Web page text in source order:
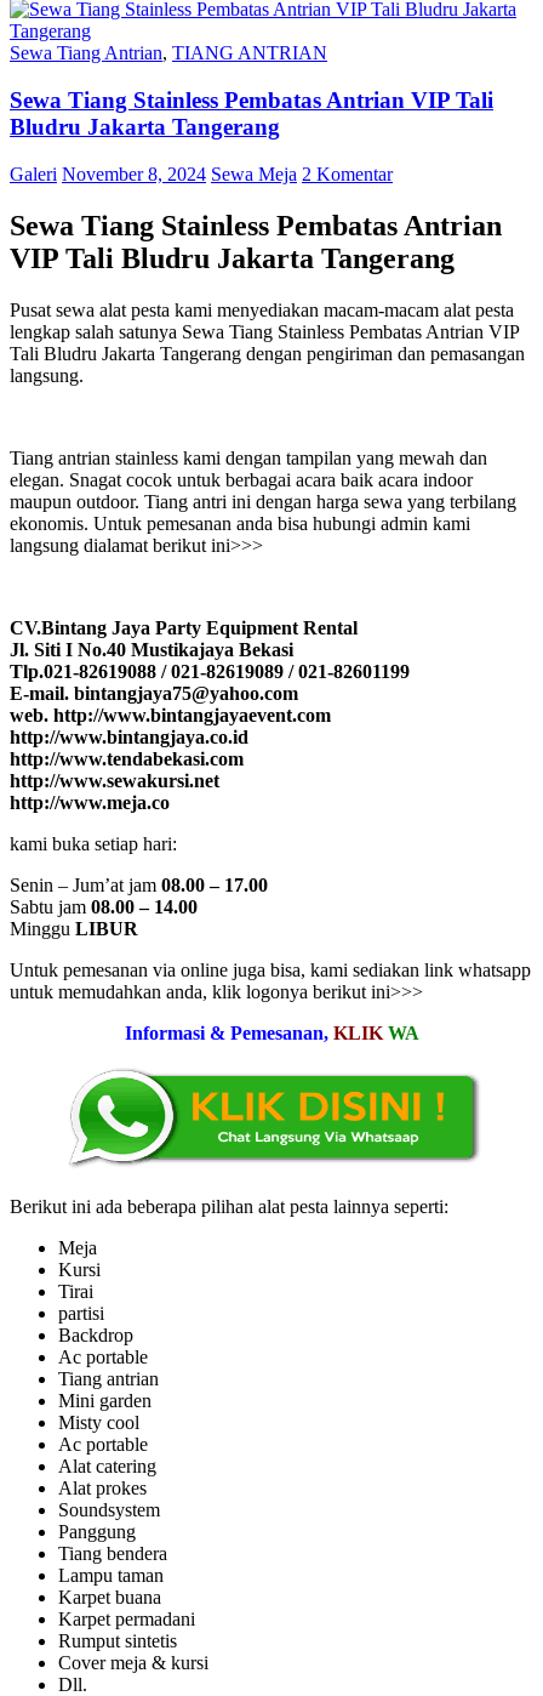
Sewa Tiang Antrian, TIANG ANTRIAN
Sewa Tiang Stainless Pembatas Antrian VIP Tali
Bludru Jakarta Tangerang
Galeri November 8, 2024 Sewa Meja 2 Komentar
Sewa Tiang Stainless Pembatas Antrian
VIP Tali Bludru Jakarta Tangerang
Pusat sewa alat pesta kami menyediakan macam-macam alat pesta
lengkap salah satunya Sewa Tiang Stainless Pembatas Antrian VIP
Tali Bludru Jakarta Tangerang dengan pengiriman dan pemasangan
langsung.
Tiang antrian stainless kami dengan tampilan yang mewah dan
elegan. Snagat cocok untuk berbagai acara baik acara indoor
maupun outdoor. Tiang antri ini dengan harga sewa yang terbilang
ekonomis. Untuk pemesanan anda bisa hubungi admin kami
langsung dialamat berikut ini>>>
CV.Bintang Jaya Party Equipment Rental
Jl. Siti I No.40 Mustikajaya Bekasi
Tlp.021-82619088 / 021-82619089 / 021-82601199
E-mail. bintangjaya75@yahoo.com
web. http://www.bintangjayaevent.com
http://www.bintangjaya.co.id
http://www.tendabekasi.com
http://www.sewakursi.net
http://www.meja.co
kami buka setiap hari:
Senin – Jum’at jam 08.00 – 17.00
Sabtu jam 08.00 – 14.00
Minggu LIBUR
Untuk pemesanan via online juga bisa, kami sediakan link whatsapp
untuk memudahkan anda, klik logonya berikut ini>>>
Informasi & Pemesanan, KLIK WA
Berikut ini ada beberapa pilihan alat pesta lainnya seperti:
Meja
Kursi
Tirai
partisi
Backdrop
Ac portable
Tiang antrian
Mini garden
Misty cool
Ac portable
Alat catering
Alat prokes
Soundsystem
Panggung
Tiang bendera
Lampu taman
Karpet buana
Karpet permadani
Rumput sintetis
Cover meja & kursi
Dll.